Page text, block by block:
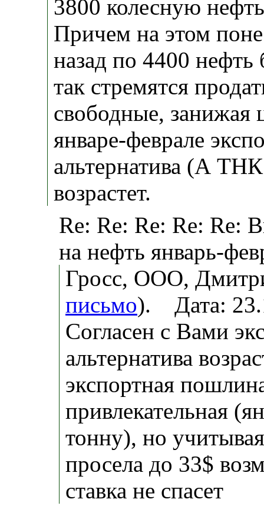
3800 колесную
Причем на этом
назад по 4400
так стремятся
свободные, занижая
январе-феврале
альтернатива (А
возрастет.
Re: Re: Re: Re: Re:
на нефть январь-
Гросс, ООО,
письмо). Дата:
Согласен с Вами
альтернатива
экспортная
привлекательная
тонну), но
просела до 33$
ставка не спасет